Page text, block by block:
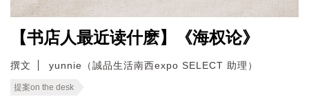
【书店人最近读什麽】《海权论》
撰文 yunnie（誠品生活南西expo SELECT 助理）
提案on the desk